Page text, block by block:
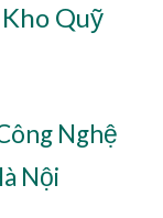
Quỹ
Nghệ
Nội